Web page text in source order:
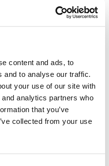
content and ads, to
and to analyse our traffic.
your use of our site with
analytics partners who
that you’ve
collected from your use
levere bestillingen
for ordrebekreftelsen.
til fredag, unntatt på
blir i så fall
forsinkelse i
til ers